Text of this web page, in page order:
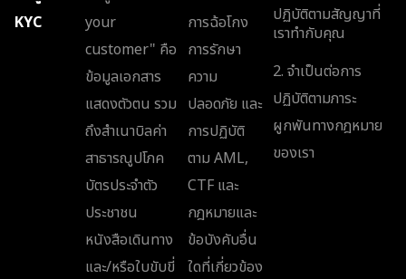
KYC
your
customer" คือ
ข้อมูลเอกสาร
แสดงตัวตน รวม
ถึงสำเนาบิลค่า
สาธารณูปโภค
บัตรประจำตัว
ประชาชน
หนังสือเดินทาง
และ/หรือใบขับขี่
การฉ้อโกง
การรักษา
ความ
ปลอดภัย และ
การปฏิบัติ
ตาม AML,
CTF และ
กฎหมายและ
ข้อบังคับอื่น
ใดที่เกี่ยวข้อง
ปฏิบัติตามสัญญาที่
เราทำกับคุณ
2. จำเป็นต่อการ
ปฏิบัติตามภาระ
ผูกพันทางกฎหมาย
ของเรา